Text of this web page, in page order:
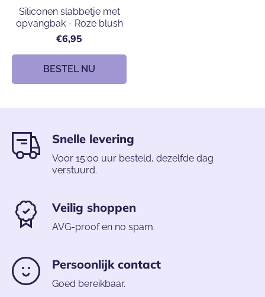
Siliconen slabbetje met
opvangbak - Roze blush
€6,95
BESTEL NU
Snelle levering
Voor 15:00 uur besteld, dezelfde dag
verstuurd.
Veilig shoppen
AVG-proof en no spam.
Persoonlijk contact
Goed bereikbaar.